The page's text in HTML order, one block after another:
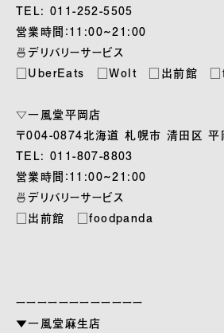
TEL: 011-252-5505
営業時間：11:00~21:00
🍜デリバリーサービス
□UberEats □Wolt □出前館
▽一風堂平岡店
〒004-0874北海道 札幌市 清田区
TEL: 011-807-8803
営業時間：11:00~21:00
🍜デリバリーサービス
□出前館 □foodpanda
ーーーーーーーーーーーー
▼一風堂麻生店